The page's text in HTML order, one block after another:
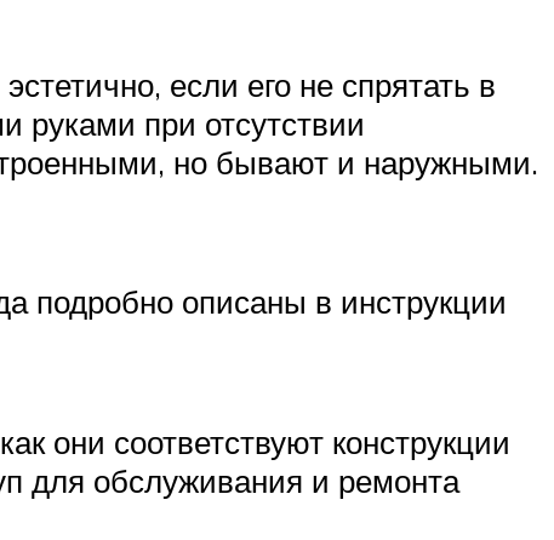
если его не спрятать в
руками при отсутствии
но бывают и наружными.
подробно описаны в инструкции
они соответствуют конструкции
для обслуживания и ремонта